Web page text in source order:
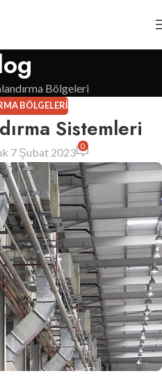
Bölgeleri
BÖLGELERI
Sistemleri
7 Şubat 2023 0